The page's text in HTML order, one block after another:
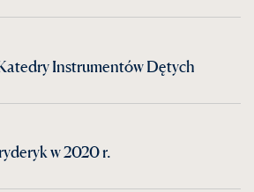
Instrumentów Dętych
w 2020 r.